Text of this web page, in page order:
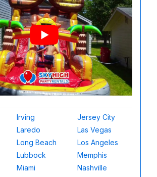
Irving
Jersey City
Laredo
Las Vegas
Long Beach
Los Angeles
Lubbock
Memphis
Miami
Nashville